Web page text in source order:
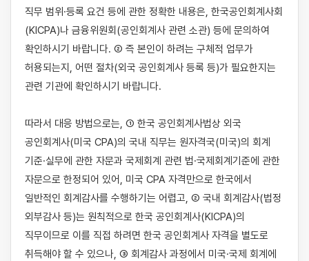
직무 범위·등록 요건 등에 관한 정확한 내용은, 한국공인회계사회
(KICPA)나 금융위원회(공인회계사 관련 소관) 등에 문의하여
확인하시기 바랍니다. ② 즉 본인이 하려는 구체적 업무가
허용되는지, 어떤 절차(외국 공인회계사 등록 등)가 필요한지는
관련 기관에 확인하시기 바랍니다.
따라서 대응 방법으로는, ① 한국 공인회계사법상 외국
공인회계사(미국 CPA)의 국내 직무는 원자격국(미국)의 회계
기준·실무에 관한 자문과 국제회계 관련 법·국제회계기준에 관한
자문으로 한정되어 있어, 미국 CPA 자격만으로 한국에서
일반적인 회계감사를 수행하기는 어렵고, ② 국내 회계감사(법정
외부감사 등)는 원칙적으로 한국 공인회계사(KICPA)의
직무이므로 이를 직접 하려면 한국 공인회계사 자격을 별도로
취득해야 할 수 있으나, ③ 회계감사 과정에서 미국·국제 회계에